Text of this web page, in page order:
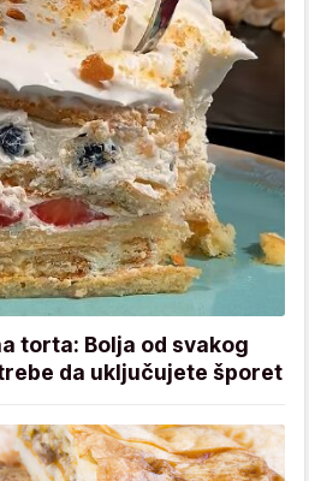
torta: Bolja od svakog
da uključujete šporet